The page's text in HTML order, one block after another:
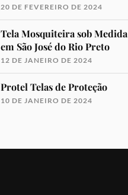
20 DE FEVEREIRO DE 2024
Tela Mosquiteira sob Medida
em São José do Rio Preto
12 DE JANEIRO DE 2024
Protel Telas de Proteção
10 DE JANEIRO DE 2024